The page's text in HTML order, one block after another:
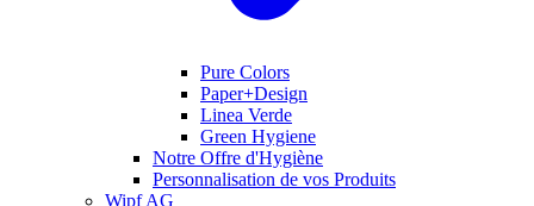
Pure Colors
Paper+Design
Linea Verde
Green Hygiene
Notre Offre d'Hygiène
Personnalisation de vos Produits
Wipf AG